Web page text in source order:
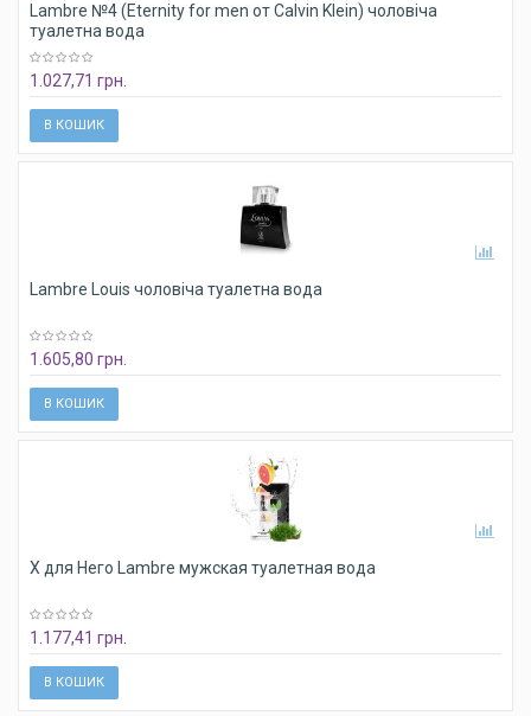
Lambre №4 (Eternity for men от Calvin Klein) чоловіча
туалетна вода
1.027,71 грн.
В КОШИК
Lambre Louis чоловіча туалетна вода
1.605,80 грн.
В КОШИК
X для Него Lambre мужская туалетная вода
1.177,41 грн.
В КОШИК